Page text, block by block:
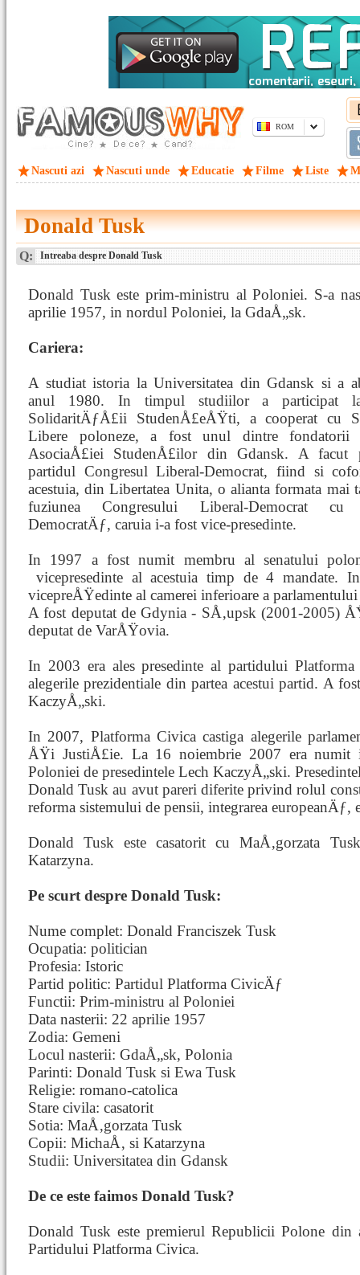
ROM
Nascuti azi Nascuti unde Educatie Filme Liste
Donald Tusk
Q: Intreaba despre Donald Tusk
Donald Tusk este prim-ministru al Poloniei. S-a
aprilie 1957, in nordul Poloniei, la GdaÅ„sk.
Cariera:
A studiat istoria la Universitatea din Gdansk si a
anul 1980. In timpul studiilor a participat la
SolidaritÄƒÅ£ii StudenÅ£eÅŸti, a cooperat cu
Libere poloneze, a fost unul dintre
AsociaÅ£iei StudenÅ£ilor din Gdansk. A facut
partidul Congresul Liberal-Democrat, fiind si
acestuia, din Libertatea Unita, o alianta formata mai
fuziunea Congresului Liberal-Democrat cu
DemocratÄƒ, caruia i-a fost vice-presedinte.
In 1997 a fost numit membru al senatului
vicepresedinte al acestuia timp de 4 mandate.
vicepreÅŸedinte al camerei inferioare a
A fost deputat de Gdynia - SÅ‚upsk (2001-2005)
deputat de VarÅŸovia.
In 2003 era ales presedinte al partidului
alegerile prezidentiale din partea acestui partid. A
KaczyÅ„ski.
In 2007, Platforma Civica castiga alegerile
ÅŸi JustiÅ£ie. La 16 noiembrie 2007 era numit
Poloniei de presedintele Lech KaczyÅ„ski.
Donald Tusk au avut pareri diferite privind rolul
reforma sistemului de pensii, integrarea europeanÄƒ,
Donald Tusk este casatorit cu MaÅ‚gorzata
Katarzyna.
Pe scurt despre Donald Tusk:
Nume complet: Donald Franciszek Tusk
Ocupatia: politician
Profesia: Istoric
Partid politic: Partidul Platforma CivicÄƒ
Functii: Prim-ministru al Poloniei
Data nasterii: 22 aprilie 1957
Zodia: Gemeni
Locul nasterii: GdaÅ„sk, Polonia
Parinti: Donald Tusk si Ewa Tusk
Religie: romano-catolica
Stare civila: casatorit
Sotia: MaÅ‚gorzata Tusk
Copii: MichaÅ‚ si Katarzyna
Studii: Universitatea din Gdansk
De ce este faimos Donald Tusk?
Donald Tusk este premierul Republicii Polone
Partidului Platforma Civica.